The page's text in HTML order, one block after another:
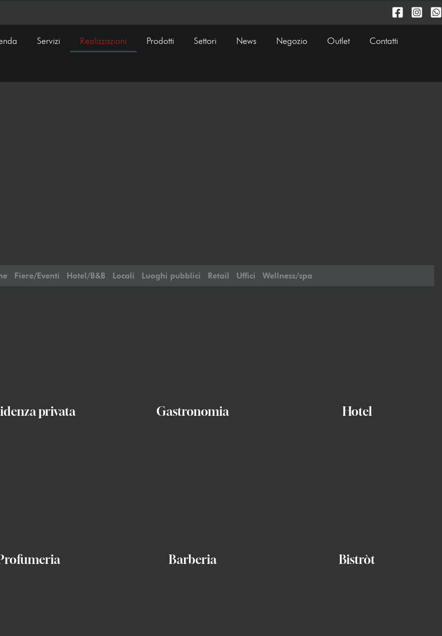
Servizi Realizzazioni Prodotti Settori News Negozio Outlet Contatti
Fiere/Eventi Hotel/B&B Locali Luoghi pubblici Retail Uffici Wellness/spa
privata Gastronomia Hotel
Barberia Bistròt